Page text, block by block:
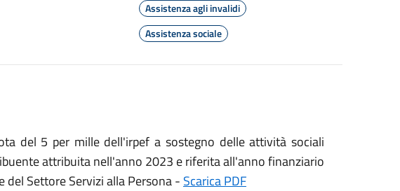
Assistenza agli invalidi
Assistenza sociale
del 5 per mille dell'irpef a sostegno delle attività sociali
attribuita nell'anno 2023 e riferita all'anno finanziario
Settore Servizi alla Persona - Scarica PDF